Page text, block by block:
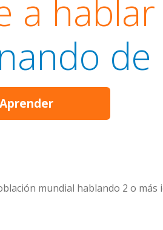
a
mundial hablando 2 o